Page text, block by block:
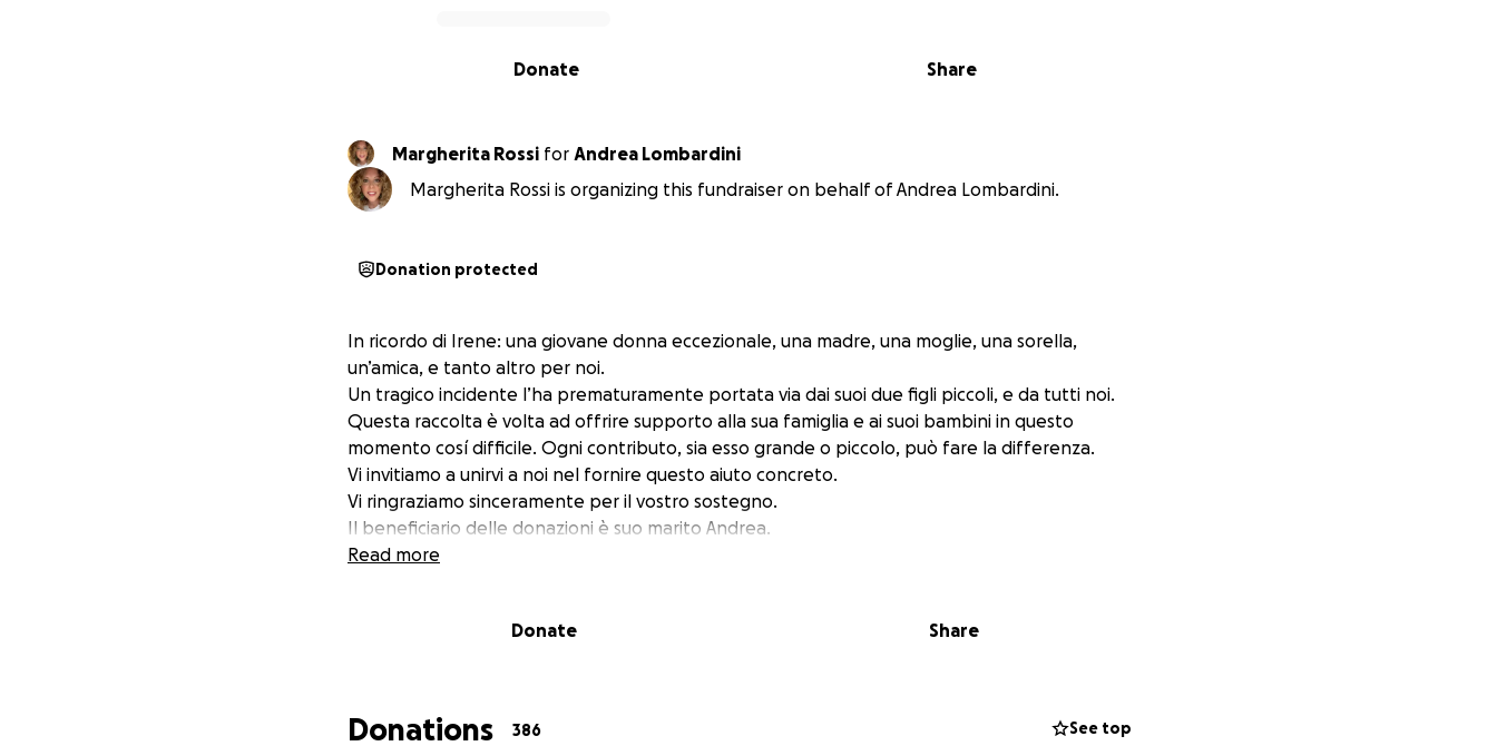
Share
Donate
Margherita Rossi for Andrea Lombardini
Margherita Rossi is organizing this fundraiser on behalf of Andrea Lombardini.
Donation protected
In ricordo di Irene: una giovane donna eccezionale, una madre, una moglie, una sorella,
un’amica, e tanto altro per noi.
Un tragico incidente l’ha prematuramente portata via dai suoi due figli piccoli, e da tutti noi.
Questa raccolta è volta ad offrire supporto alla sua famiglia e ai suoi bambini in questo
momento cosí difficile. Ogni contributo, sia esso grande o piccolo, può fare la differenza.
Vi invitiamo a unirvi a noi nel fornire questo aiuto concreto.
Vi ringraziamo sinceramente per il vostro sostegno.
Il beneficiario delle donazioni è suo marito Andrea.
Read more
Donate Share
Donations 386 See top